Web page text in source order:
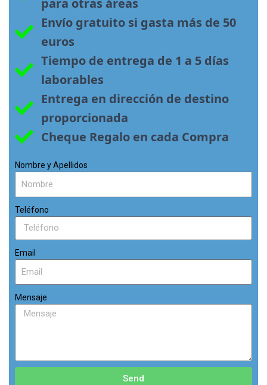
Envío gratuito si gasta más de 50
euros
Tiempo de entrega de 1 a 5 días
laborables
Entrega en dirección de destino
proporcionada
Cheque Regalo en cada Compra
Nombre y Apellidos
Teléfono
Email
Mensaje
Send